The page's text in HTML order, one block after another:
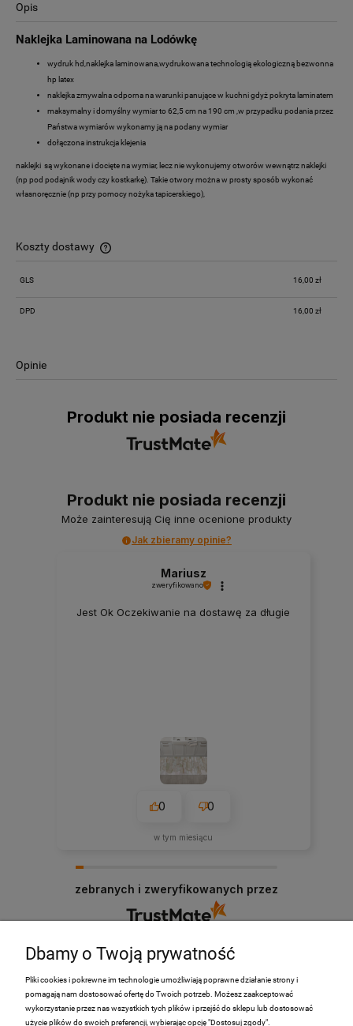
Opis
Naklejka Laminowana na Lodówkę
wydruk hd,naklejka laminowana,wydrukowana technologią ekologiczną bezwonna
hp latex
naklejka zmywalna odporna na warunki panujące w kuchni gdyż pokryta laminatem
maksymalny i domyślny wymiar to 62,5 cm na 190 cm ,w przypadku podania przez
Państwa wymiarów wykonamy ją na podany wymiar
dołączona instrukcja klejenia
naklejki są wykonane i docięte na wymiar, lecz nie wykonujemy otworów wewnątrz naklejki
(np pod podajnik wody czy kostkarkę). Takie otwory można w prosty sposób wykonać
własnoręcznie (np przy pomocy nożyka tapicerskiego),
Koszty dostawy
Cena nie zawiera ewentualnych kosztów płatności
GLS 16,00 zł
DPD 16,00 zł
Opinie
Produkt nie posiada recenzji
Produkt nie posiada recenzji
Może zainteresują Cię inne ocenione produkty
Jak zbieramy opinie?
Mariusz
zweryfikowano
Jest Ok Oczekiwanie na dostawę za długie
0 0
w tym miesiącu
zebranych i zweryfikowanych przez
PRODUKTY
Dbamy o Twoją prywatność
Pliki cookies i pokrewne im technologie umożliwiają poprawne działanie strony i
pomagają nam dostosować ofertę do Twoich potrzeb. Możesz zaakceptować
wykorzystanie przez nas wszystkich tych plików i przejść do sklepu lub dostosować
użycie plików do swoich preferencji, wybierając opcję "Dostosuj zgody".